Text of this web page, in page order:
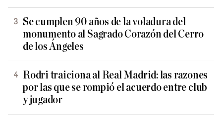
Se cumplen 90 años de la voladura del
monumento al Sagrado Corazón del Cerro
de los Ángeles
Rodri traiciona al Real Madrid: las razones
por las que se rompió el acuerdo entre club
y jugador